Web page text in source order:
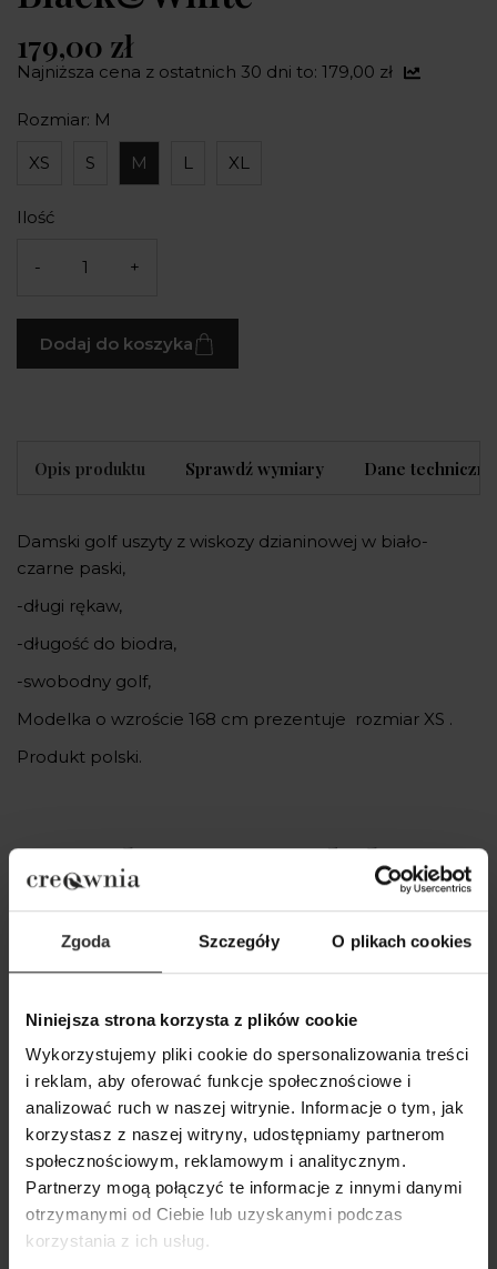
Zgoda Szczegóły O plikach cookies
Niniejsza strona korzysta z plików cookie
Wykorzystujemy pliki cookie do spersonalizowania treści
i reklam, aby oferować funkcje społecznościowe i
analizować ruch w naszej witrynie. Informacje o tym, jak
korzystasz z naszej witryny, udostępniamy partnerom
społecznościowym, reklamowym i analitycznym.
Partnerzy mogą połączyć te informacje z innymi danymi
otrzymanymi od Ciebie lub uzyskanymi podczas
korzystania z ich usług.
179,00 zł
Najniższa cena z ostatnich 30 dni to: 179,00 zł
Rozmiar: M
XS S M L XL
Ilość
- +
Dodaj do koszyka
Opis produktu Sprawdź wymiary Dane techniczne
Damski golf uszyty z wiskozy dzianinowej w biało-
czarne paski,
-długi rękaw,
-długość do biodra,
-swobodny golf,
Modelka o wzroście 168 cm prezentuje rozmiar XS .
Produkt polski.
Popularne produkty
Wybrane dla Ciebie z sercem i charakterem
Wszystkie produkty